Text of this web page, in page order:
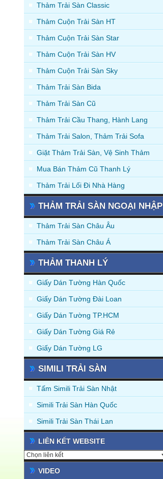
Thảm Trải Sàn Classic
Thảm Cuộn Trải Sàn HT
Thảm Cuộn Trải Sàn Star
Thảm Cuộn Trải Sàn HV
Thảm Cuộn Trải Sàn Sky
Thảm Trải Sàn Bida
Thảm Trải Sàn Cũ
Thảm Trải Cầu Thang, Hành Lang
Thảm Trải Salon, Thảm Trải Sofa
Giặt Thảm Trải Sàn, Vệ Sinh Thảm
Mua Bán Thảm Cũ Thanh Lý
Thảm Trải Lối Đi Nhà Hàng
THẢM TRẢI SÀN NGOẠI NHẬP
Thảm Trải Sàn Châu Âu
Thảm Trải Sàn Châu Á
THẢM THANH LÝ
Giấy Dán Tường Hàn Quốc
Giấy Dán Tường Đài Loan
Giấy Dán Tường TP.HCM
Giấy Dán Tường Giá Rẻ
Giấy Dán Tường LG
SIMILI TRẢI SÀN
Tấm Simili Trải Sàn Nhật
Simili Trải Sàn Hàn Quốc
Simili Trải Sàn Thái Lan
LIÊN KẾT WEBSITE
VIDEO